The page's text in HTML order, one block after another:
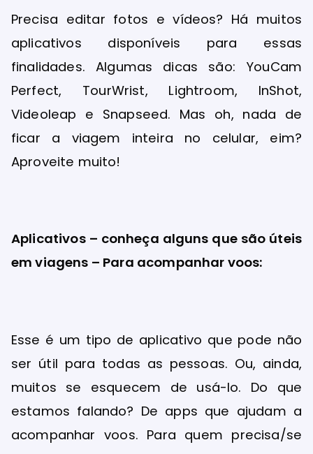
Precisa editar fotos e vídeos? Há muitos
aplicativos disponíveis para essas
finalidades. Algumas dicas são: YouCam
Perfect, TourWrist, Lightroom, InShot,
Videoleap e Snapseed. Mas oh, nada de
ficar a viagem inteira no celular, eim?
Aproveite muito!
Aplicativos – conheça alguns que são úteis
em viagens – Para acompanhar voos:
Esse é um tipo de aplicativo que pode não
ser útil para todas as pessoas. Ou, ainda,
muitos se esquecem de usá-lo. Do que
estamos falando? De apps que ajudam a
acompanhar voos. Para quem precisa/se